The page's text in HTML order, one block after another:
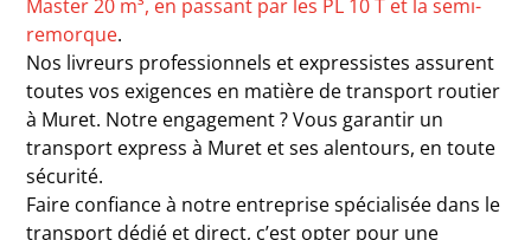
Master 20 m³, en passant par les PL 10 T et la semi-
remorque.
Nos livreurs professionnels et expressistes assurent
toutes vos exigences en matière de transport routier
à Muret. Notre engagement ? Vous garantir un
transport express à Muret et ses alentours, en toute
sécurité.
Faire confiance à notre entreprise spécialisée dans le
transport dédié et direct, c’est opter pour une